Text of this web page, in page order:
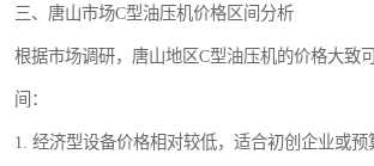
三、唐山市场C型油压机价格区间分析
根据市场调研，唐山地区C型油压机的价格大致
间：
1. 经济型设备价格相对较低，适合初创企业或预